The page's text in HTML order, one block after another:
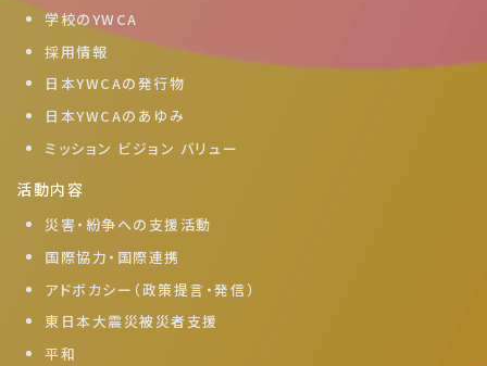
学校のYWCA
採用情報
日本YWCAの発行物
日本YWCAのあゆみ
ミッション ビジョン バリュー
活動内容
災害・紛争への支援活動
国際協力・国際連携
アドボカシー（政策提言・発信）
東日本大震災被災者支援
平和